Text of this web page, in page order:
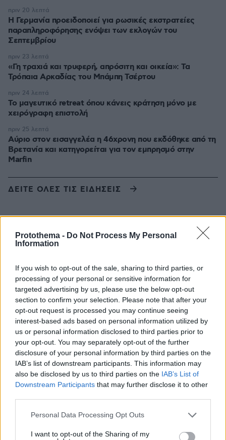
Protothema - Do Not Process My Personal
Information
If you wish to opt-out of the sale, sharing to third parties, or
processing of your personal or sensitive information for
targeted advertising by us, please use the below opt-out
section to confirm your selection. Please note that after your
opt-out request is processed you may continue seeing
interest-based ads based on personal information utilized by
us or personal information disclosed to third parties prior to
your opt-out. You may separately opt-out of the further
disclosure of your personal information by third parties on the
IAB’s list of downstream participants. This information may
also be disclosed by us to third parties on the IAB’s List of
Downstream Participants that may further disclose it to other
Please note that this website/app uses one or more Google
not limited to your visit or usage behaviour. You may click to
Personal Data Processing Opt Outs
I want to opt-out of the Sharing of my
Η Γερμανία προειδοποιεί για ρωσικές εκστρατείες
παραπληροφόρησης ενόψει των εκλογών του
Σεπτεμβρίου
πριν 20 λεπτά
«Γη τραχιά και τρυφερή, απρόσιτη και οικεία»: Τα
Τρόπαια Αρκαδίας του Μπάμπη Τσέρτου
πριν 23 λεπτά
Το μαγευτικό retreat όπου κάνεις κράτηση μόνο με
χειρόγραφη επιστολή
πριν 24 λεπτά
Αύριο στον εισαγγελέα η 46χρονη που εκδόθηκε από τη
Βρετανία και κατηγορείται για τον εμπρησμό στην
Marfin
πριν 25 λεπτά
ΔΕΙΤΕ ΟΛΕΣ ΤΙΣ ΕΙΔΗΣΕΙΣ
ΤΑ ΠΙΟ ΔΗΜΟΦΙΛΗ